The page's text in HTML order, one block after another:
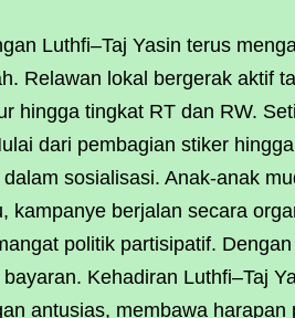
Luthfi–Taj Yasin terus
Relawan lokal bergerak aktif
hingga tingkat RT dan RW.
dari pembagian stiker
sosialisasi. Anak-anak
kampanye berjalan secara
politik partisipatif.
Kehadiran Luthfi–Taj
antusias, membawa harapan